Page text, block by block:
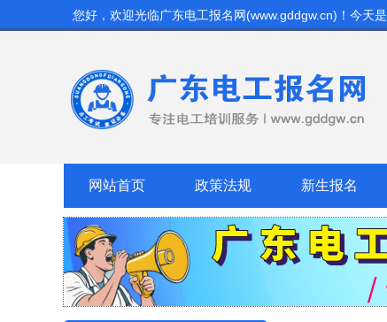
您好，欢迎光临广东电工报名网(www.gddgw.cn) ！今天是
网站首页 政策法规 新生报名